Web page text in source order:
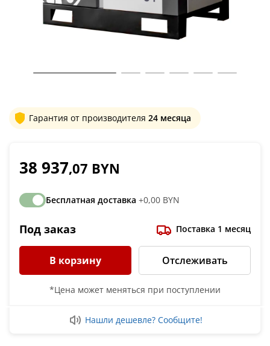
Гарантия от производителя 24 месяца
38 937,07 BYN
Бесплатная доставка +0,00 BYN
Под заказ Поставка 1 месяц
В корзину Отслеживать
*Цена может меняться при поступлении
Нашли дешевле? Сообщите!